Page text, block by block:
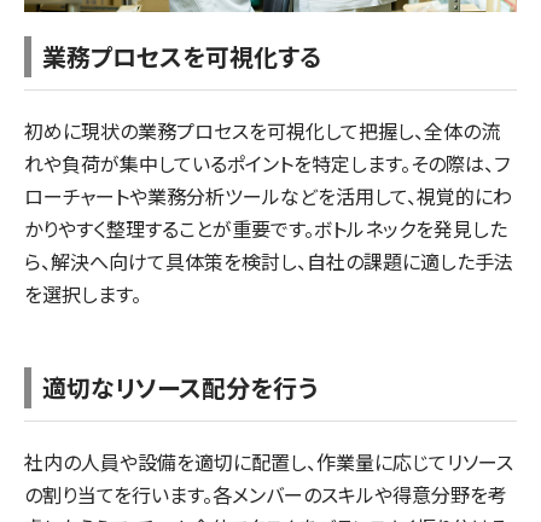
業務プロセスを可視化する
初めに現状の業務プロセスを可視化して把握し、全体の流
れや負荷が集中しているポイントを特定します。その際は、フ
ローチャートや業務分析ツールなどを活用して、視覚的にわ
かりやすく整理することが重要です。ボトルネックを発見した
ら、解決へ向けて具体策を検討し、自社の課題に適した手法
を選択します。
適切なリソース配分を行う
社内の人員や設備を適切に配置し、作業量に応じてリソース
の割り当てを行います。各メンバーのスキルや得意分野を考